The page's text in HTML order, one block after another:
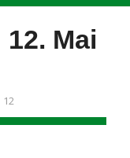
12. Mai
12